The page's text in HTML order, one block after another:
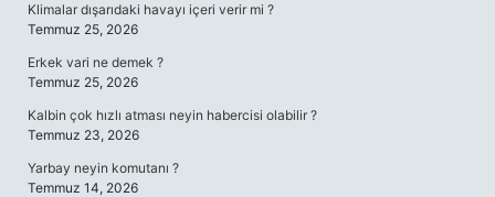
Klimalar dışarıdaki havayı içeri verir mi ?
Temmuz 25, 2026
Erkek vari ne demek ?
Temmuz 25, 2026
Kalbin çok hızlı atması neyin habercisi olabilir ?
Temmuz 23, 2026
Yarbay neyin komutanı ?
Temmuz 14, 2026